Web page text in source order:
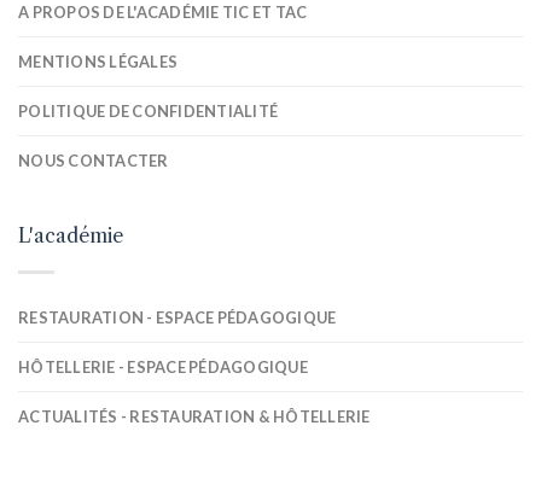
A PROPOS DE L'ACADÉMIE TIC ET TAC
MENTIONS LÉGALES
POLITIQUE DE CONFIDENTIALITÉ
NOUS CONTACTER
L'académie
RESTAURATION - ESPACE PÉDAGOGIQUE
HÔTELLERIE - ESPACE PÉDAGOGIQUE
ACTUALITÉS - RESTAURATION & HÔTELLERIE